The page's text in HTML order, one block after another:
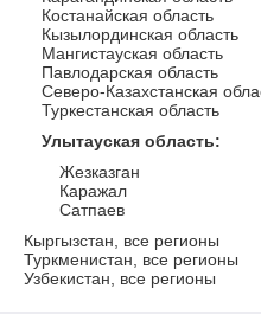
Костанайская область
Кызылординская область
Мангистауская область
Павлодарская область
Северо-Казахстанская
Туркестанская область
Улытауская область:
Жезказган
Каражал
Сатпаев
Кыргызстан, все регионы
Туркменистан, все регионы
Узбекистан, все регионы